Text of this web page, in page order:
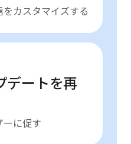
カスタマイズする
デートを再
ーに促す